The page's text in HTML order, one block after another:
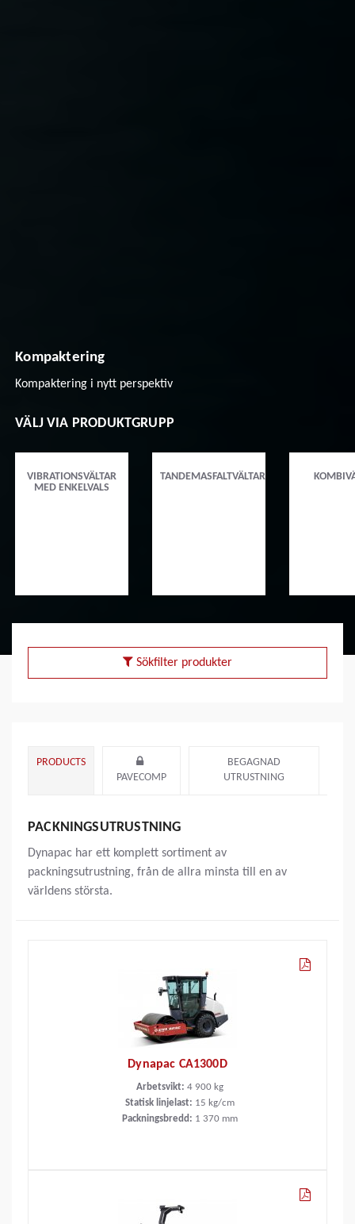
Kompaktering
Kompaktering i nytt perspektiv
VÄLJ VIA PRODUKTGRUPP
VIBRATIONSVÄLTAR
MED ENKELVALS
TANDEMASFALTVÄLTAR
Sökfilter produkter
PRODUCTS
PAVECOMP
BEGAGNAD
UTRUSTNING
PACKNINGSUTRUSTNING
Dynapac har ett komplett sortiment av
packningsutrustning, från de allra minsta till en av
världens största.
Dynapac CA1300D
Arbetsvikt: 4 900 kg
Statisk linjelast: 15 kg/cm
Packningsbredd: 1 370 mm